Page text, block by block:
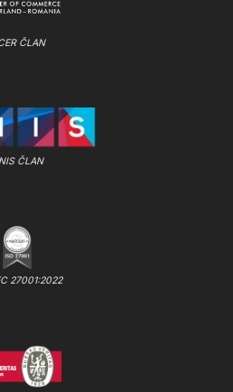
ČLAN
ČLAN
27001:2022